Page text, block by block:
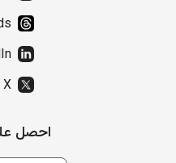
X
احصل